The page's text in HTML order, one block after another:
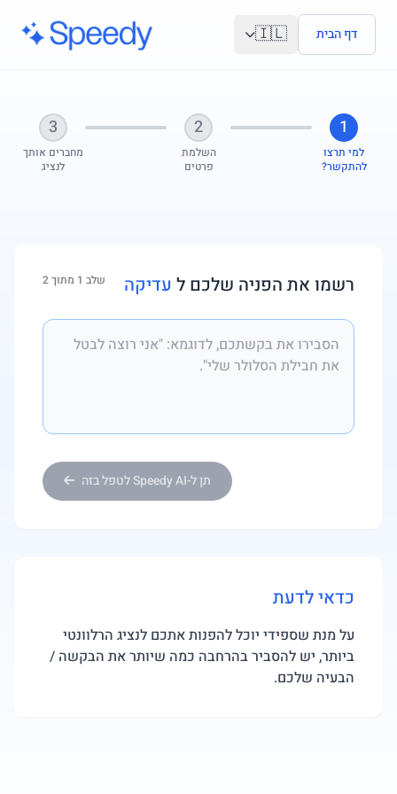
דלג לתוכן הראשי
דף הבית 🇮🇱
1
למי תרצו
להתקשר?
2
השלמת
פרטים
3
מחברים אותך
לנציג
רשמו את הפניה שלכם ל עדיקה שלב 1 מתוך 2
תן ל-Speedy AI לטפל בזה
כדאי לדעת
על מנת שספידי יוכל להפנות אתכם לנציג הרלוונטי
ביותר, יש להסביר בהרחבה כמה שיותר את הבקשה /
הבעיה שלכם.